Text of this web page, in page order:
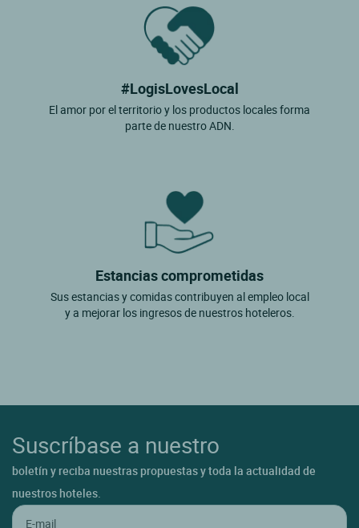
#LogisLovesLocal
El amor por el territorio y los productos locales forma
parte de nuestro ADN.
Estancias comprometidas
Sus estancias y comidas contribuyen al empleo local
y a mejorar los ingresos de nuestros hoteleros.
Suscríbase a nuestro
boletín y reciba nuestras propuestas y toda la actualidad de
nuestros hoteles.